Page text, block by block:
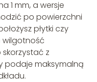
1 mm, a wersje
po powierzchni
płytki czy
wilgotność
z
podaje maksymalną